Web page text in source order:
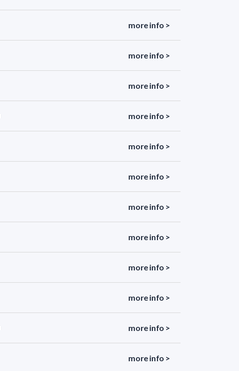
more info >
more info >
more info >
more info >
more info >
more info >
more info >
more info >
more info >
more info >
more info >
more info >